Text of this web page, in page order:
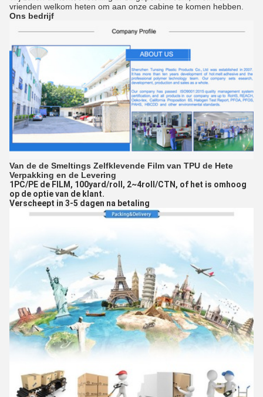
vrienden welkom heten om aan onze cabine te komen hebben.
Ons bedrijf
Van de de Smeltings Zelfklevende Film van TPU de Hete
Verpakking en de Levering
1PC/PE de FILM, 100yard/roll, 2~4roll/CTN, of het is omhoog
op de optie van de klant.
Verscheept in 3-5 dagen na betaling